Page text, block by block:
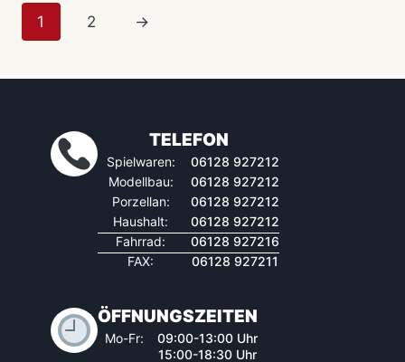
1 2 →
TELEFON
Spielwaren:
06128 927212
Modellbau:
06128 927212
Porzellan:
06128 927212
Haushalt:
06128 927212
Fahrrad:
06128 927216
FAX:
06128 927211
ÖFFNUNGSZEITEN
Mo-Fr:
09:00-13:00 Uhr
15:00-18:30 Uhr